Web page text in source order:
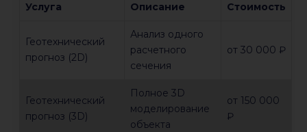
Услуга Описание Стоимость
Геотехнический
прогноз (2D)
Анализ одного
расчетного
сечения
от 30 000 ₽
Геотехнический
прогноз (3D)
Полное 3D
моделирование
объекта
от 150 000
₽